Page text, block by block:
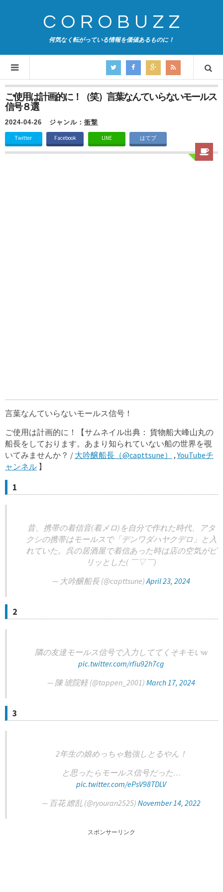
COROBUZZ
何気なく転がっている情報を価値あるものに！
ご使用は計画的に！（笑）言葉なんていらないモールス
信号８選
2024-04-26 ジャンル： 衝撃
Twitter Facebook LINE はてブ
言葉なんていらないモールス信号！
ご使用は計画的に！【サムネイル出典： 貨物船大峰山丸の
船長をしております。あまり知られていない船の世界を覗
いてみませんか？ / 大吟醸船長（@capttsune） ,YouTubeチ
ャンネル 】
1
昔、携帯の着信音(着メロ)を自分で作れた時代、アタ
クシの携帯はモールスで「デンワダハヤクデロ」と入
れていた。呉の居酒屋で着信あった時は店の空気がピ
リッとした( ￣▽￣)
— 大吟醸船長 (@capttsune)April 23, 2024
2
隣の友達モールス信号で入力しててくそキモいw
pic.twitter.com/rfiu92h7cg
— 陳 琥院軽 (@tappen_2001) March 17, 2024
3
2年生の娘めっちゃ勉強しとるやん！
と思ったらモールス信号だった…
pic.twitter.com/ePsV98TDLV
— 百花 繚乱 (@ryouran2525) November 14, 2022
スポンサーリンク